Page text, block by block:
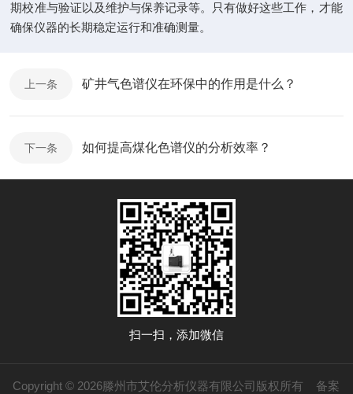
期校准与验证以及维护与保养记录等。只有做好这些工作，才能
确保仪器的长期稳定运行和准确测量。
上一条 矿井气色谱仪在环保中的作用是什么？
下一条 如何提高煤化色谱仪的分析效率？
扫一扫，添加微信
Copyright © 2026滕州市艾伦分析仪器有限公司版权所有 备案